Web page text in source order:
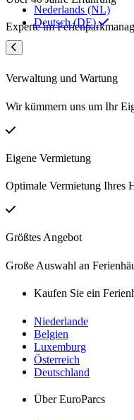
Nederlands (NL)
Deutsch (DE)
Experte im
Verwaltung und Wartung
Wir kümmern uns um Ihr
Eigene Vermietung
Optimale Vermietung Ihres
Größtes Angebot
Große Auswahl an
Kaufen Sie ein
Niederlande
Belgien
Luxemburg
Österreich
Deutschland
Über EuroParcs